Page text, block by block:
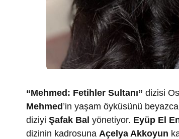
“Mehmed: Fetihler Sultanı” dizisi
Mehmed ’in yaşam öyküsünü
diziyi Şafak Bal yönetiyor. Eyüp El
dizinin kadrosuna Açelya Akkoyun